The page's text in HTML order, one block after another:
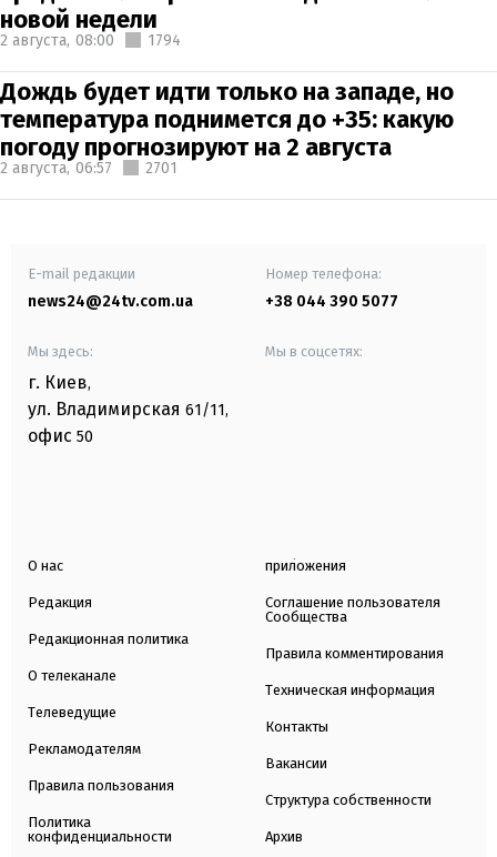
новой недели
2 августа, 08:00 1794
Дождь будет идти только на западе, но
температура поднимется до +35: какую
погоду прогнозируют на 2 августа
2 августа, 06:57 2701
E-mail редакции
news24@24tv.com.ua
Номер телефона:
+38 044 390 5077
Мы здесь:
г. Киев,
ул. Владимирская 61/11,
офис 50
Мы в соцсетях:
О нас
Редакция
Редакционная политика
О телеканале
Телеведущие
Рекламодателям
Правила пользования
Политика
конфиденциальности
приложения
Соглашение пользователя
Сообщества
Правила комментирования
Техническая информация
Контакты
Вакансии
Структура собственности
Архив